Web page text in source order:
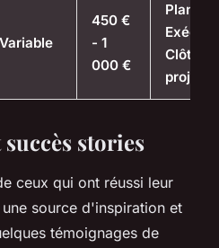
Variable
450 €
- 1
000 €
Clôture
projets
stories
ceux qui ont réussi leur
source d'inspiration et
témoignages de